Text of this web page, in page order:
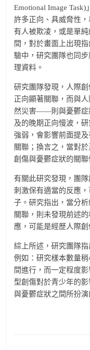
Emotional Image
許多正向、具威脅性
有人被欺凌，或是單
間，對於畫面上出現
驗中，研究團隊也同
理資料。
研究團隊發現，人際
正向顯著關聯，而與
然災害——則與憂鬱症
及的晚期正向慢波，
強弱，會影響前面提
關聯；換言之，當對
創傷與憂鬱症狀的關聯
有關此研究發現，團
刺激保有適當的反應
子。研究指出，當分
關聯，則未發現前述
應，可能是經歷人際
綜上所述，研究團隊
例如：研究樣本數量
間進行，而一定程度
型創傷對於青少年的
與憂鬱症狀之間所扮演